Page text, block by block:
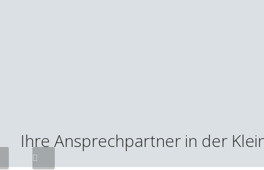
Ihre Ansprechpartner in der